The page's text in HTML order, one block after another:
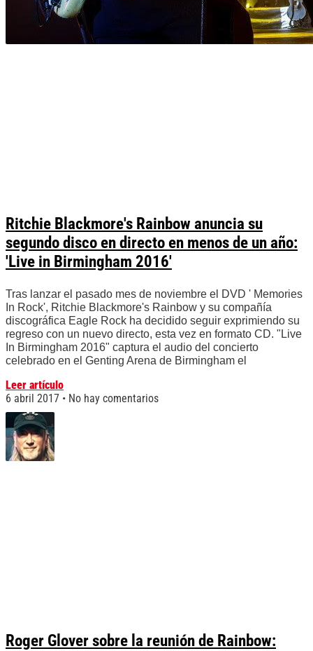
Ritchie Blackmore's Rainbow anuncia su
segundo disco en directo en menos de un año:
'Live in Birmingham 2016'
Tras lanzar el pasado mes de noviembre el DVD ' Memories
In Rock', Ritchie Blackmore's Rainbow y su compañía
discográfica Eagle Rock ha decidido seguir exprimiendo su
regreso con un nuevo directo, esta vez en formato CD. "Live
In Birmingham 2016" captura el audio del concierto
celebrado en el Genting Arena de Birmingham el
Leer artículo
6 abril 2017
No hay comentarios
Roger Glover sobre la reunión de Rainbow: